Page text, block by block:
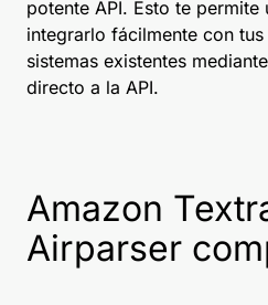
potente API. Esto te
integrarlo fácilmente con
sistemas existentes
directo a la API.
Amazon
Airparser